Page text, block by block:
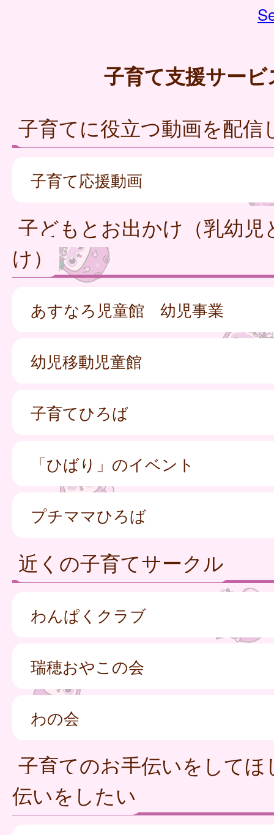
子育て支援サービ
子育てに役立つ動画を配信
子育て応援動画
子どもとお出かけ（乳幼児
け）
あすなろ児童館 幼児事業
幼児移動児童館
子育てひろば
「ひばり」のイベント
プチママひろば
近くの子育てサークル
わんぱくクラブ
瑞穂おやこの会
わの会
子育てのお手伝いをしてほ
伝いをしたい